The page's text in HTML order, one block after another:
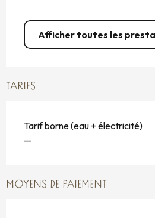
Afficher toutes les
TARIFS
Tarif borne (eau + électricité)
—
MOYENS DE PAIEMENT